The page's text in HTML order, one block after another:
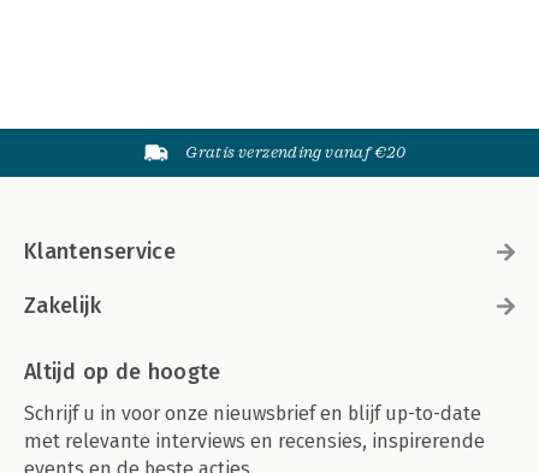
Gratis verzending vanaf €20
Klantenservice
Zakelijk
Altijd op de hoogte
Schrijf u in voor onze nieuwsbrief en blijf up-to-date
met relevante interviews en recensies, inspirerende